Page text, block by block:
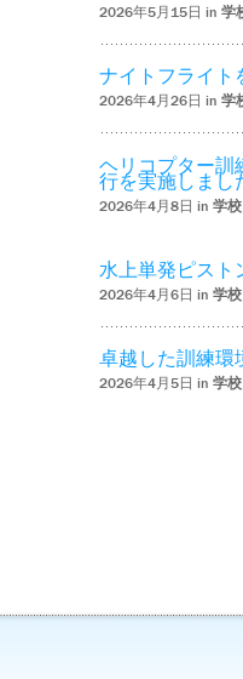
2026年5月15日 in 学
ナイトフライト
2026年4月26日 in 学
ヘリコプター訓
行を実施しまし
2026年4月8日 in 学校
水上単発ピスト
2026年4月6日 in 学校
卓越した訓練環
2026年4月5日 in 学校